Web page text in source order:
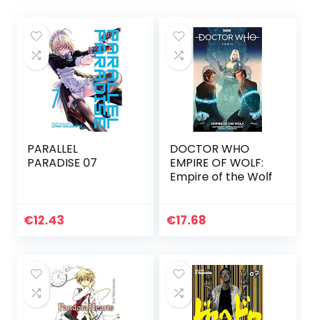
PARALLEL
PARADISE 07
€12.43
DOCTOR WHO
EMPIRE OF WOLF:
Empire of the Wolf
€17.68